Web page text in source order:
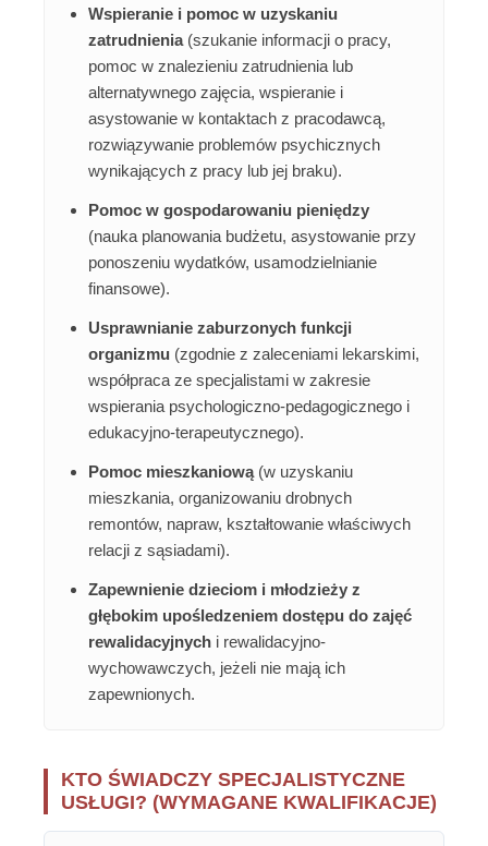
Wspieranie i pomoc w uzyskaniu
zatrudnienia(szukanie informacji o pracy,
pomoc w znalezieniu zatrudnienia lub
alternatywnego zajęcia, wspieranie i
asystowanie w kontaktach z pracodawcą,
rozwiązywanie problemów psychicznych
wynikających z pracy lub jej braku).
Pomoc w gospodarowaniu pieniędzy
(nauka planowania budżetu, asystowanie przy
ponoszeniu wydatków, usamodzielnianie
finansowe).
Usprawnianie zaburzonych funkcji
organizmu (zgodnie z zaleceniami lekarskimi,
współpraca ze specjalistami w zakresie
wspierania psychologiczno-pedagogicznego i
edukacyjno-terapeutycznego).
Pomoc mieszkaniową(w uzyskaniu
mieszkania, organizowaniu drobnych
remontów, napraw, kształtowanie właściwych
relacji z sąsiadami).
Zapewnienie dzieciom i młodzieży z
głębokim upośledzeniem dostępu do zajęć
rewalidacyjnych i rewalidacyjno-
wychowawczych, jeżeli nie mają ich
zapewnionych.
KTO ŚWIADCZY SPECJALISTYCZNE
USŁUGI? (WYMAGANE KWALIFIKACJE)